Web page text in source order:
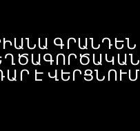
ԳՐԱՆԴԵՆ
Է ՎԵՐՑՆՈՒՄ